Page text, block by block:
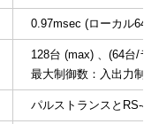
0.97msec (ローカル64
128台 (max) 、(64台/ラ
最大制御数：入出力制
パルストランスとRS-